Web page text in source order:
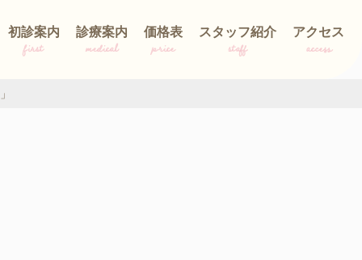
初診案内
first
診療案内
medical
価格表
price
スタッフ紹介
staff
アクセス
access